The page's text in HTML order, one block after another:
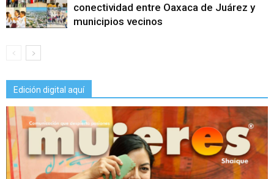
conectividad entre Oaxaca de Juárez y
municipios vecinos
Edición digital aquí